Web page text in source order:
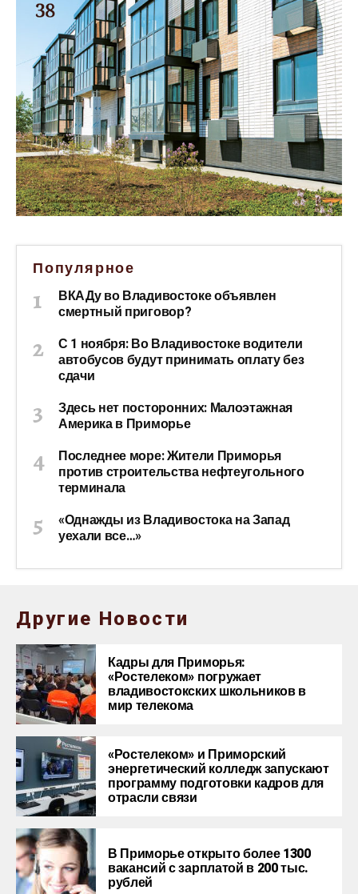
Популярное
ВКАДу во Владивостоке объявлен
смертный приговор?
С 1 ноября: Во Владивостоке водители
автобусов будут принимать оплату без
сдачи
Здесь нет посторонних: Малоэтажная
Америка в Приморье
Последнее море: Жители Приморья
против строительства нефтеугольного
терминала
«Однажды из Владивостока на Запад
уехали все…»
Другие Новости
Кадры для Приморья:
«Ростелеком» погружает
владивостокских школьников в
мир телекома
«Ростелеком» и Приморский
энергетический колледж запускают
программу подготовки кадров для
отрасли связи
В Приморье открыто более 1300
вакансий с зарплатой в 200 тыс.
рублей